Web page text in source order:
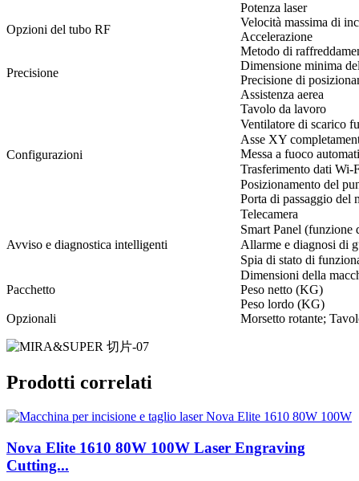
Opzioni del tubo RF
Potenza laser
Velocità massima di
Accelerazione
Metodo di
Precisione
Dimensione minima
Precisione di
Configurazioni
Assistenza aerea
Tavolo da lavoro
Ventilatore di scarico
Asse XY
Messa a fuoco
Trasferimento dati Wi-
Posizionamento del
Porta di passaggio del
Telecamera
Avviso e diagnostica intelligenti
Smart Panel (funzione
Allarme e diagnosi di
Spia di stato di
Pacchetto
Dimensioni della
Peso netto (KG)
Peso lordo (KG)
Opzionali
Morsetto rotante;
Prodotti correlati
Nova Elite 1610 80W 100W Laser Engraving
Cutting...